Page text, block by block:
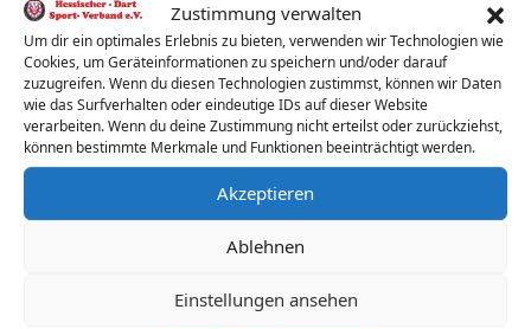
Zustimmung verwalten
Um dir ein optimales Erlebnis zu bieten, verwenden wir Technologien wie
Cookies, um Geräteinformationen zu speichern und/oder darauf
zuzugreifen. Wenn du diesen Technologien zustimmst, können wir Daten
wie das Surfverhalten oder eindeutige IDs auf dieser Website
verarbeiten. Wenn du deine Zustimmung nicht erteilst oder zurückziehst,
können bestimmte Merkmale und Funktionen beeinträchtigt werden.
Akzeptieren
Ablehnen
Einstellungen ansehen
34621 Frielendorf
Freitag (jeden)
Turnierbeginn: 19:30 Uhr
Turnierleiter:Dennis Beilfuß
Telefon:0160/6362368